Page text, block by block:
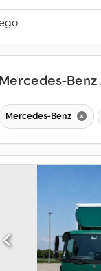
Mercedes-
Mercedes-Benz